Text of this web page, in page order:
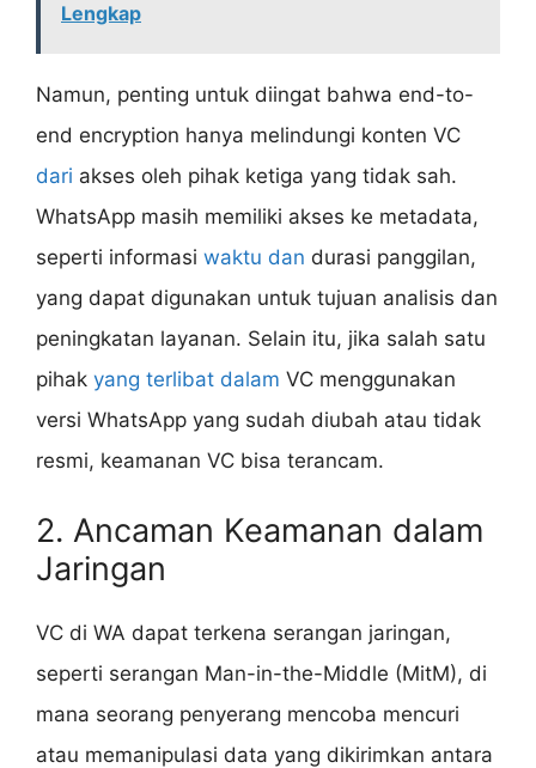
Lengkap
Namun, penting untuk diingat bahwa end-to-
end encryption hanya melindungi konten VC
dari akses oleh pihak ketiga yang tidak sah.
WhatsApp masih memiliki akses ke metadata,
seperti informasi waktu dan durasi panggilan,
yang dapat digunakan untuk tujuan analisis dan
peningkatan layanan. Selain itu, jika salah satu
pihak yang terlibat dalam VC menggunakan
versi WhatsApp yang sudah diubah atau tidak
resmi, keamanan VC bisa terancam.
2. Ancaman Keamanan dalam
Jaringan
VC di WA dapat terkena serangan jaringan,
seperti serangan Man-in-the-Middle (MitM), di
mana seorang penyerang mencoba mencuri
atau memanipulasi data yang dikirimkan antara